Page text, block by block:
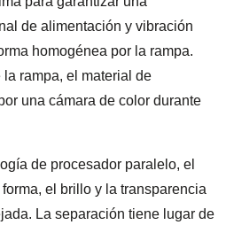
de alimentación y vibración
homogénea por la rampa.
rampa, el material de
una cámara de color durante
de procesador paralelo, el
el brillo y la transparencia
La separación tiene lugar de